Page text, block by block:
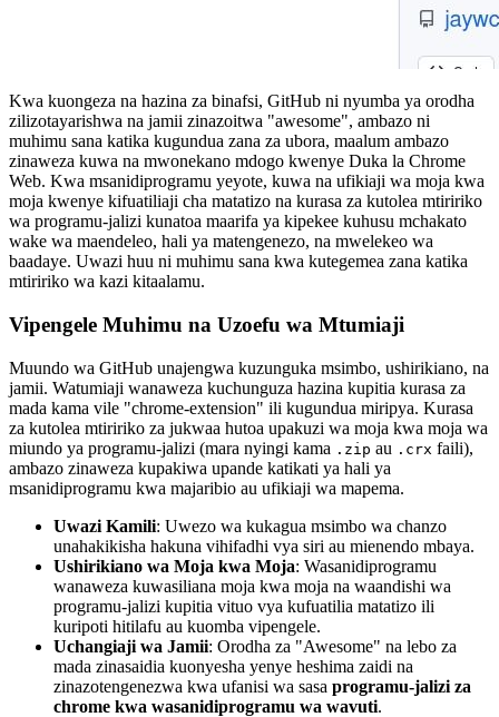
Kwa kuongeza na hazina za binafsi, GitHub ni nyumba ya orodha
zilizotayarishwa na jamii zinazoitwa "awesome", ambazo ni
muhimu sana katika kugundua zana za ubora, maalum ambazo
zinaweza kuwa na mwonekano mdogo kwenye Duka la Chrome
Web. Kwa msanidiprogramu yeyote, kuwa na ufikiaji wa moja kwa
moja kwenye kifuatiliaji cha matatizo na kurasa za kutolea mtiririko
wa programu-jalizi kunatoa maarifa ya kipekee kuhusu mchakato
wake wa maendeleo, hali ya matengenezo, na mwelekeo wa
baadaye. Uwazi huu ni muhimu sana kwa kutegemea zana katika
mtiririko wa kazi kitaalamu.
Vipengele Muhimu na Uzoefu wa Mtumiaji
Muundo wa GitHub unajengwa kuzunguka msimbo, ushirikiano, na
jamii. Watumiaji wanaweza kuchunguza hazina kupitia kurasa za
mada kama vile "chrome-extension" ili kugundua miripya. Kurasa
za kutolea mtiririko za jukwaa hutoa upakuzi wa moja kwa moja wa
miundo ya programu-jalizi (mara nyingi kama .zip au .crx faili),
ambazo zinaweza kupakiwa upande katikati ya hali ya
msanidiprogramu kwa majaribio au ufikiaji wa mapema.
Uwazi Kamili: Uwezo wa kukagua msimbo wa chanzo
unahakikisha hakuna vihifadhi vya siri au mienendo mbaya.
Ushirikiano wa Moja kwa Moja: Wasanidiprogramu
wanaweza kuwasiliana moja kwa moja na waandishi wa
programu-jalizi kupitia vituo vya kufuatilia matatizo ili
kuripoti hitilafu au kuomba vipengele.
Uchangiaji wa Jamii: Orodha za "Awesome" na lebo za
mada zinasaidia kuonyesha yenye heshima zaidi na
zinazotengenezwa kwa ufanisi wa sasa programu-jalizi za
chrome kwa wasanidiprogramu wa wavuti.